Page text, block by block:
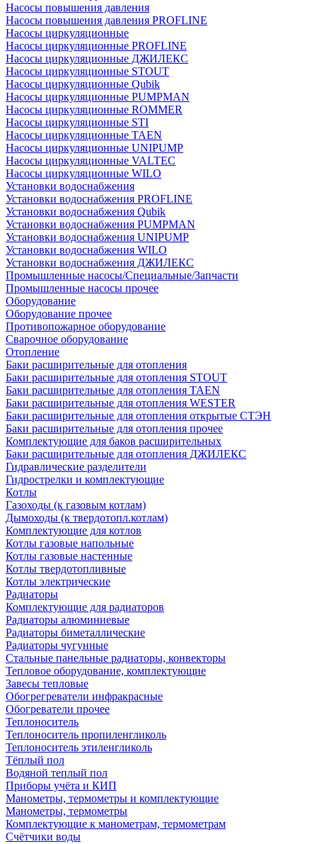
Насосы повышения давления
Насосы повышения давления PROFLINE
Насосы циркуляционные
Насосы циркуляционные PROFLINE
Насосы циркуляционные ДЖИЛЕКС
Насосы циркуляционные STOUT
Насосы циркуляционные Qubik
Насосы циркуляционные PUMPMAN
Насосы циркуляционные ROMMER
Насосы циркуляционные STI
Насосы циркуляционные TAEN
Насосы циркуляционные UNIPUMP
Насосы циркуляционные VALTEC
Насосы циркуляционные WILO
Установки водоснабжения
Установки водоснабжения PROFLINE
Установки водоснабжения Qubik
Установки водоснабжения PUMPMAN
Установки водоснабжения UNIPUMP
Установки водоснабжения WILO
Установки водоснабжения ДЖИЛЕКС
Промышленные насосы/Специальные/Запчасти
Промышленные насосы прочее
Оборудование
Оборудование прочее
Противопожарное оборудование
Сварочное оборудование
Отопление
Баки расширительные для отопления
Баки расширительные для отопления STOUT
Баки расширительные для отопления TAEN
Баки расширительные для отопления WESTER
Баки расширительные для отопления открытые СТЭН
Баки расширительные для отопления прочее
Комплектующие для баков расширительных
Баки расширительные для отопления ДЖИЛЕКС
Гидравлические разделители
Гидрострелки и комплектующие
Котлы
Газоходы (к газовым котлам)
Дымоходы (к твердотопл.котлам)
Комплектующие для котлов
Котлы газовые напольные
Котлы газовые настенные
Котлы твердотопливные
Котлы электрические
Радиаторы
Комплектующие для радиаторов
Радиаторы алюминиевые
Радиаторы биметаллические
Радиаторы чугунные
Стальные панельные радиаторы, конвекторы
Тепловое оборудование, комплектующие
Завесы тепловые
Обогрегреватели инфракрасные
Обогреватели прочее
Теплоноситель
Теплоноситель пропиленгликоль
Теплоноситель этиленгликоль
Тёплый пол
Водяной теплый пол
Приборы учёта и КИП
Манометры, термометры и комплектующие
Манометры, термометры
Комплектующие к манометрам, термометрам
Счётчики воды